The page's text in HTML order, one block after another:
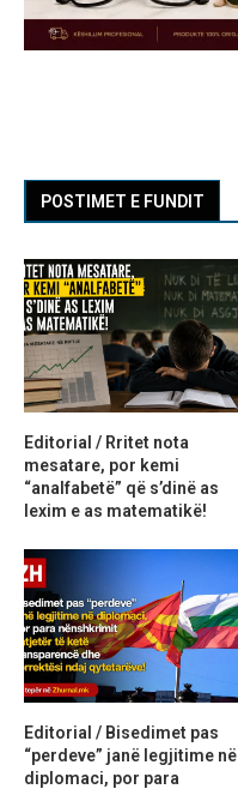
POSTIMET E FUNDIT
Editorial / Rritet nota
mesatare, por kemi
“analfabetë” që s’dinë as
lexim e as matematikë!
Editorial / Bisedimet pas
“perdeve” janë legjitime në
diplomaci, por para